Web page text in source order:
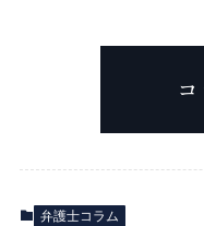
弁護士コラム